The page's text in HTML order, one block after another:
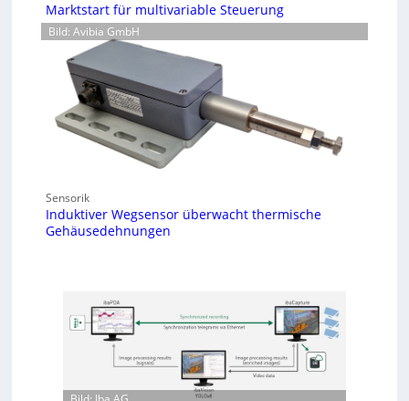
Marktstart für multivariable Steuerung
Bild: Avibia GmbH
Sensorik
Induktiver Wegsensor überwacht thermische
Gehäusedehnungen